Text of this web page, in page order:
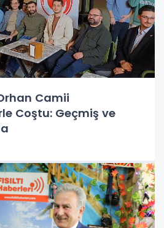
Camii
Coştu: Geçmiş ve